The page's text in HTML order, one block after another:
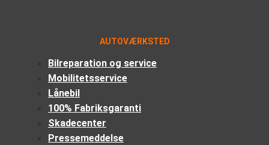
AUTOVÆRKSTED
Bilreparation og service
Mobilitetsservice
Lånebil
100% Fabriksgaranti
Skadecenter
Pressemeddelse